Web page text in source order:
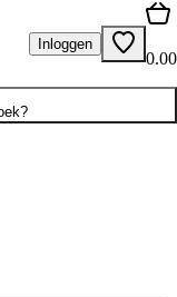
Inloggen
0.00